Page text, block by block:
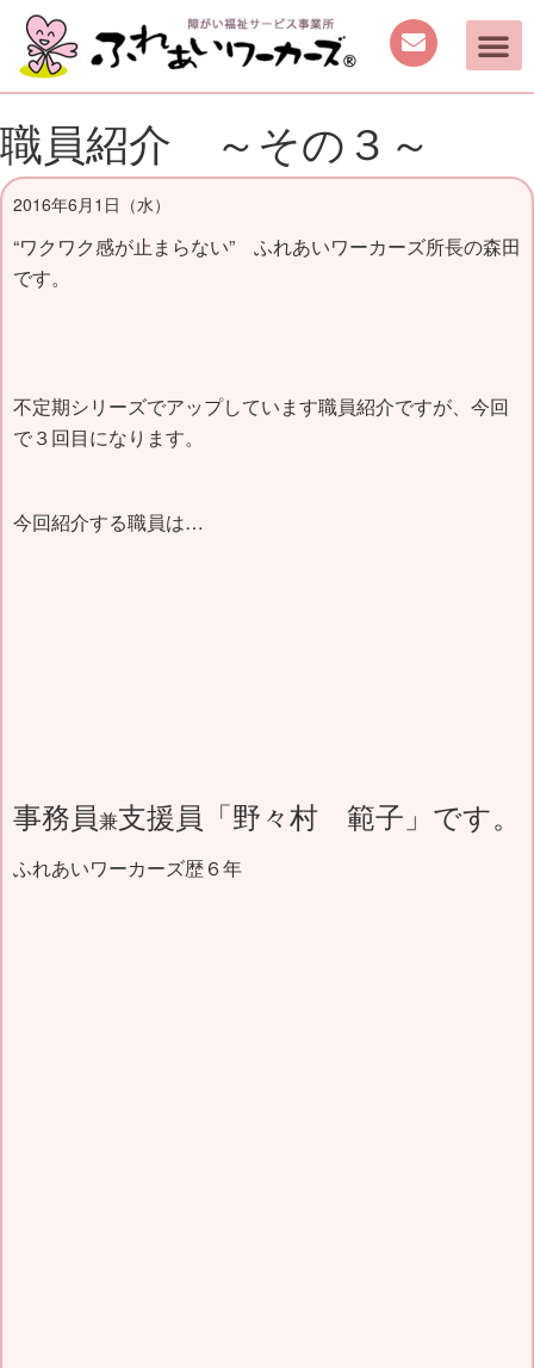
職員紹介 ～その３～
2016年6月1日（水）
“ワクワク感が止まらない” ふれあいワーカーズ所長の森田
です。
不定期シリーズでアップしています職員紹介ですが、今回
で３回目になります。
今回紹介する職員は…
事務員兼支援員「野々村 範子」です。
ふれあいワーカーズ歴６年